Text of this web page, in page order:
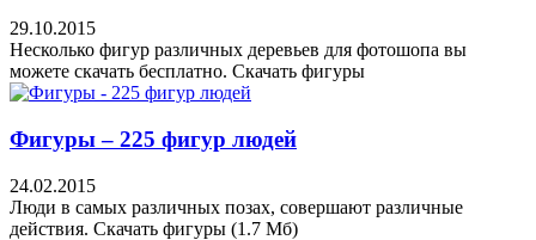
29.10.2015
Несколько фигур различных деревьев для фотошопа вы
можете скачать бесплатно. Скачать фигуры
Фигуры – 225 фигур людей
24.02.2015
Люди в самых различных позах, совершают различные
действия. Скачать фигуры (1.7 Мб)